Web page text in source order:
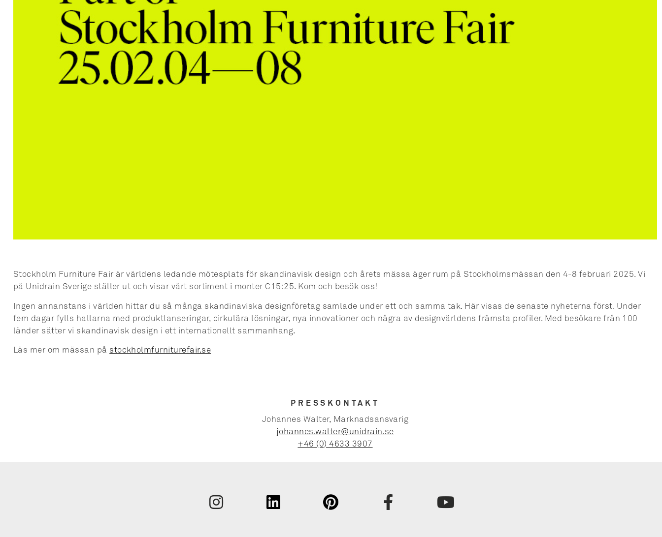
Stockholm Furniture Fair är världens ledande mötesplats för skandinavisk design och årets mässa äger rum på Stockholmsmässan den 4-8 februari 2025. Vi
på Unidrain Sverige ställer ut och visar vårt sortiment i monter C15:25. Kom och besök oss!
Ingen annanstans i världen hittar du så många skandinaviska designföretag samlade under ett och samma tak. Här visas de senaste nyheterna först. Under
fem dagar fylls hallarna med produktlanseringar, cirkulära lösningar, nya innovationer och några av designvärldens främsta profiler. Med besökare från 100
länder sätter vi skandinavisk design i ett internationellt sammanhang.
Läs mer om mässan på stockholmfurniturefair.se
PRESSKONTAKT
Johannes Walter, Marknadsansvarig
johannes.walter@unidrain.se
+46 (0) 4633 3907